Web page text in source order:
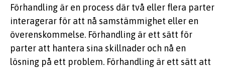
Förhandling är en process där två eller flera parter
interagerar för att nå samstämmighet eller en
överenskommelse. Förhandling är ett sätt för
parter att hantera sina skillnader och nå en
lösning på ett problem. Förhandling är ett sätt att